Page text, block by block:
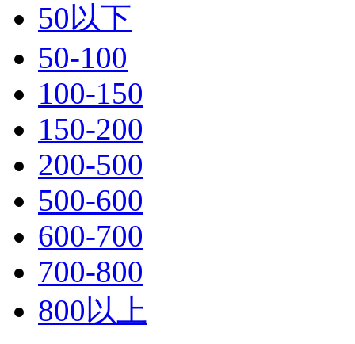
50以下
50-100
100-150
150-200
200-500
500-600
600-700
700-800
800以上